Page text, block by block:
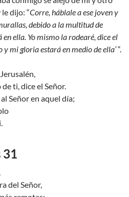
dijo: “Corre, háblale a ese joven y
debido a la multitud de
ella. Yo mismo la rodearé, dice el
y mi gloria estará en medio de ella’“.
ti, dice el Señor.
Señor en aquel día;
31
del Señor,